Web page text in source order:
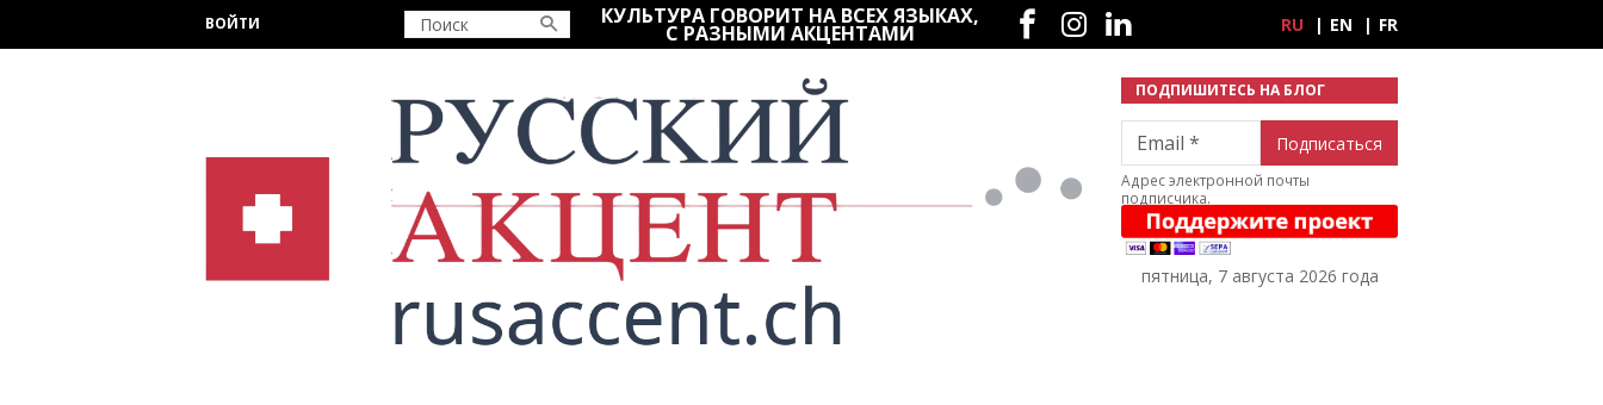
ВОЙТИ КУЛЬТУРА ГОВОРИТ НА ВСЕХ ЯЗЫКАХ,
С РАЗНЫМИ АКЦЕНТАМИ
Социальные сети
RU EN FR
ПОДПИШИТЕСЬ НА БЛОГ
Email
Адрес электронной почты
подписчика.
пятница, 7 августа 2026 года